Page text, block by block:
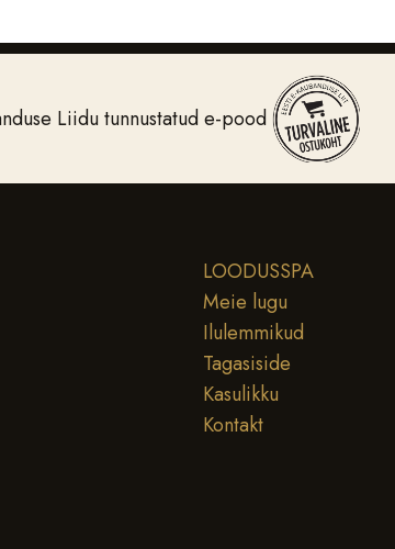
Liidu tunnustatud e-pood
LOODUSSPA
Meie lugu
Ilulemmikud
Tagasiside
Kasulikku
Kontakt